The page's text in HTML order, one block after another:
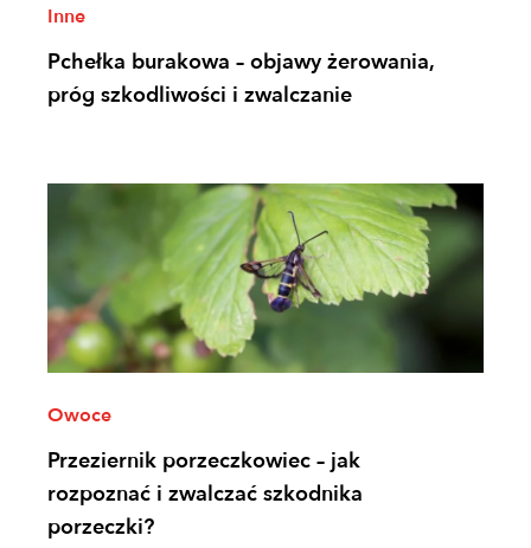
Inne
Pchełka burakowa – objawy żerowania,
próg szkodliwości i zwalczanie
Owoce
Przeziernik porzeczkowiec – jak
rozpoznać i zwalczać szkodnika
porzeczki?